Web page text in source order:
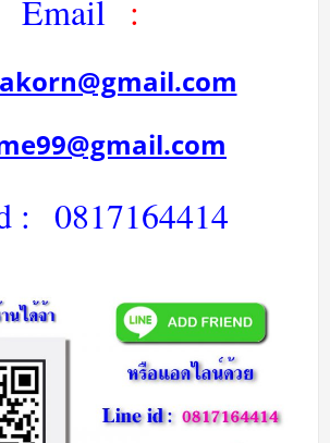
Email
:
: 0817164414